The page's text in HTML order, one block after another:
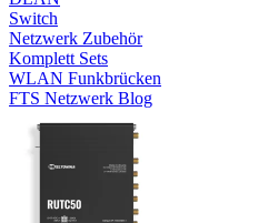
Switch
Netzwerk Zubehör
Komplett Sets
WLAN Funkbrücken
FTS Netzwerk Blog